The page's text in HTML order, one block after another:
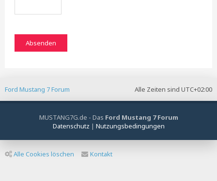
Alle Zeiten sind UTC+02:00
Ford Mustang 7 Forum
MUSTANG7G.de - Das Ford Mustang 7 Forum
Datenschutz | Nutzungsbedingungen
Alle Cookies löschen Kontakt